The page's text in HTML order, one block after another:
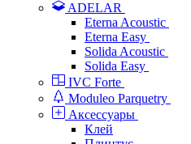
ADELAR
Eterna Acoustic
Eterna Easy
Solida Acoustic
Solida Easy
IVC Forte
Moduleo Parquetry
Аксессуары
Клей